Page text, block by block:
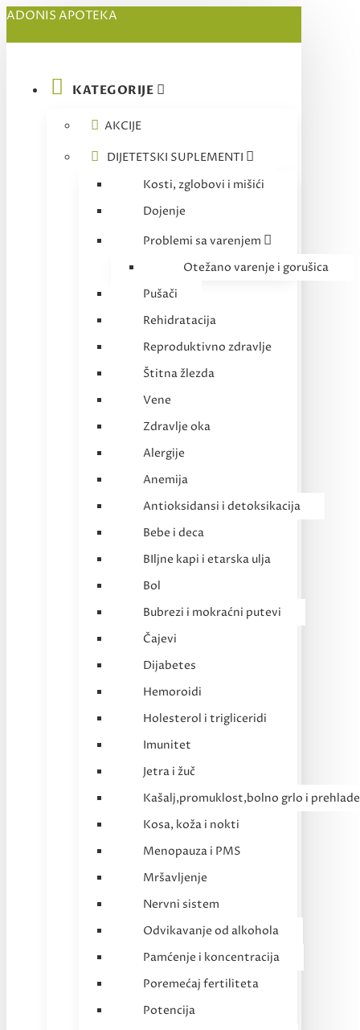
ADONIS APOTEKA
KATEGORIJE
AKCIJE
DIJETETSKI SUPLEMENTI
Kosti, zglobovi i mišići
Dojenje
Problemi sa varenjem
Otežano varenje i gorušica
Pušači
Rehidratacija
Reproduktivno zdravlje
Štitna žlezda
Vene
Zdravlje oka
Alergije
Anemija
Antioksidansi i detoksikacija
Bebe i deca
BIljne kapi i etarska ulja
Bol
Bubrezi i mokraćni putevi
Čajevi
Dijabetes
Hemoroidi
Holesterol i trigliceridi
Imunitet
Jetra i žuč
Kašalj,promuklost,bolno grlo i prehlade
Kosa, koža i nokti
Menopauza i PMS
Mršavljenje
Nervni sistem
Odvikavanje od alkohola
Pamćenje i koncentracija
Poremećaj fertiliteta
Potencija